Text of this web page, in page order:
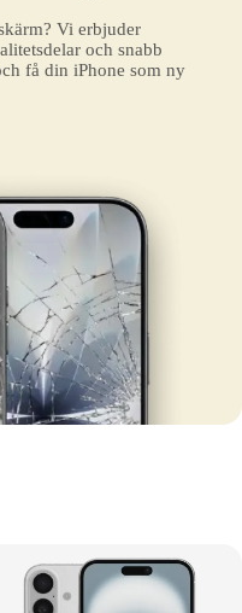
Vi erbjuder
och snabb
få din iPhone som ny